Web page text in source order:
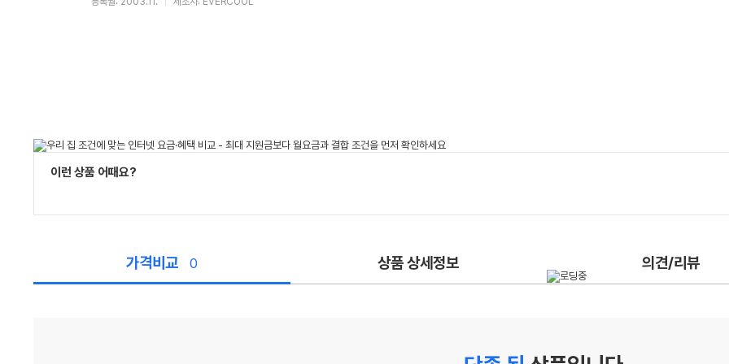
이런 상품 어때요?
가격비교 0 상품 상세정보 의견/리뷰